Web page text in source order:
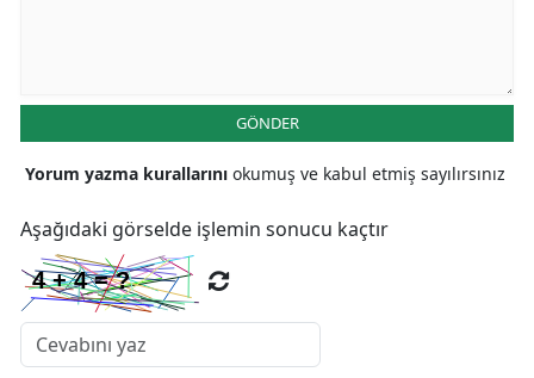
Bayburt
Karaman
Kırıkkale
Şırnak
GÖNDER
Yorum yazma kurallarını okumuş ve kabul etmiş sayılırsınız
Aşağıdaki görselde işlemin sonucu kaçtır